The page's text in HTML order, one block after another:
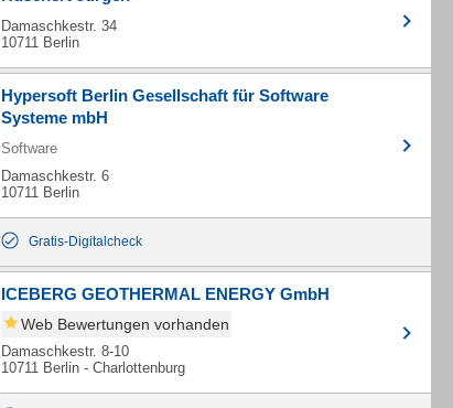
Damaschkestr. 34
10711 Berlin
Hypersoft Berlin Gesellschaft für Software
Systeme mbH
Software
Damaschkestr. 6
10711 Berlin
Gratis-Digitalcheck
ICEBERG GEOTHERMAL ENERGY GmbH
Web Bewertungen vorhanden
Damaschkestr. 8-10
10711 Berlin - Charlottenburg